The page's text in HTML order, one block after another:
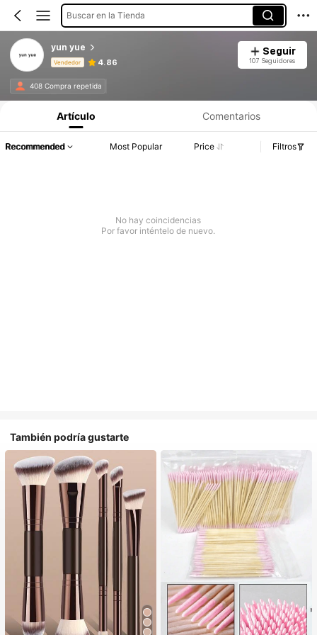
Buscar en la Tienda
yun yue
Vendedor 4.86
Seguir
107 Seguidores
408 Compra repetida
Artículo Comentarios
Recommended Most Popular Price Filtros
No hay coincidencias
Por favor inténtelo de nuevo.
También podría gustarte